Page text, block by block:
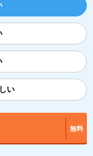
い
無料